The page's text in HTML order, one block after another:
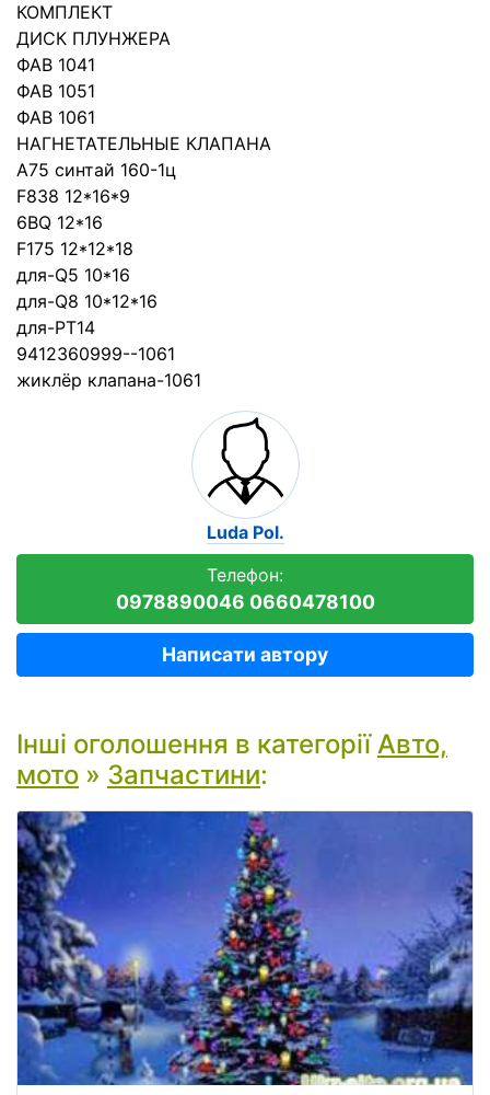
КОМПЛЕКТ
ДИСК ПЛУНЖЕРА
ФАВ 1041
ФАВ 1051
ФАВ 1061
НАГНЕТАТЕЛЬНЫЕ КЛАПАНА
A75 синтай 160-1ц
F838 12*16*9
6BQ 12*16
F175 12*12*18
для-Q5 10*16
для-Q8 10*12*16
для-PT14
9412360999--1061
жиклёр клапана-1061
Luda Pol.
Телефон:
0978890046 0660478100
Написати автору
Інші оголошення в категоріїАвто,
мото » Запчастини: